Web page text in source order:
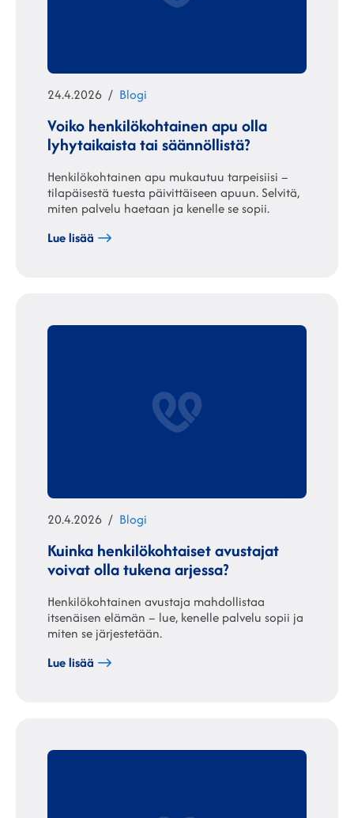
Julkaistu
24.4.2026 Kategoriat
Blogi
Voiko henkilökohtainen apu olla
lyhytaikaista tai säännöllistä?
Henkilökohtainen apu mukautuu tarpeisiisi –
tilapäisestä tuesta päivittäiseen apuun. Selvitä,
miten palvelu haetaan ja kenelle se sopii.
Lue lisää
Julkaistu
20.4.2026 Kategoriat
Blogi
Kuinka henkilökohtaiset avustajat
voivat olla tukena arjessa?
Henkilökohtainen avustaja mahdollistaa
itsenäisen elämän – lue, kenelle palvelu sopii ja
miten se järjestetään.
Lue lisää